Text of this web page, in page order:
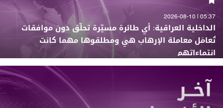
05:37 | 2026-08-10
الداخلية العراقية: أي طائرة مسيّرة تحلّق دون موافقات
تُعامَل معاملة الإرهاب هي ومطلقوها مهما كانت
انتماءاتهم